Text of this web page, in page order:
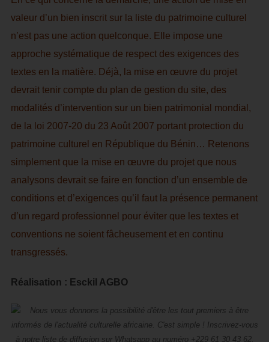
valeur d’un bien inscrit sur la liste du patrimoine culturel
n’est pas une action quelconque. Elle impose une
approche systématique de respect des exigences des
textes en la matière. Déjà, la mise en œuvre du projet
devrait tenir compte du plan de gestion du site, des
modalités d’intervention sur un bien patrimonial mondial,
de la loi 2007-20 du 23 Août 2007 portant protection du
patrimoine culturel en République du Bénin… Retenons
simplement que la mise en œuvre du projet que nous
analysons devrait se faire en fonction d’un ensemble de
conditions et d’exigences qu’il faut la présence permanent
d’un regard professionnel pour éviter que les textes et
conventions ne soient fâcheusement et en continu
transgressés.
Réalisation : Esckil AGBO